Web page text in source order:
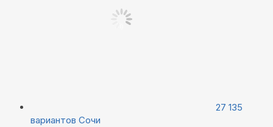
27 135
вариантов Сочи